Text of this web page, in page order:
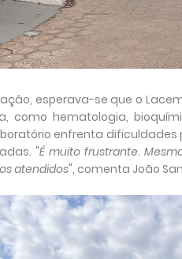
esperava-se que o
como hematologia,
enfrenta
"É muito frustrante.
atendidos", comenta João